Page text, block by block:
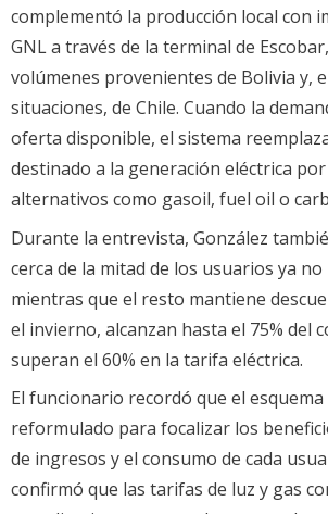
complementó la producción local con
GNL a través de la terminal de
volúmenes provenientes de Bolivia y,
situaciones, de Chile. Cuando la
oferta disponible, el sistema
destinado a la generación eléctrica
alternativos como gasoil, fuel oil o
Durante la entrevista, González
cerca de la mitad de los usuarios ya
mientras que el resto mantiene
el invierno, alcanzan hasta el 75% del
superan el 60% en la tarifa eléctrica.
El funcionario recordó que el
reformulado para focalizar los
de ingresos y el consumo de cada
confirmó que las tarifas de luz y gas